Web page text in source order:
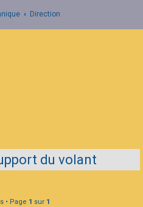
Direction
du volant
• Page 1 sur 1